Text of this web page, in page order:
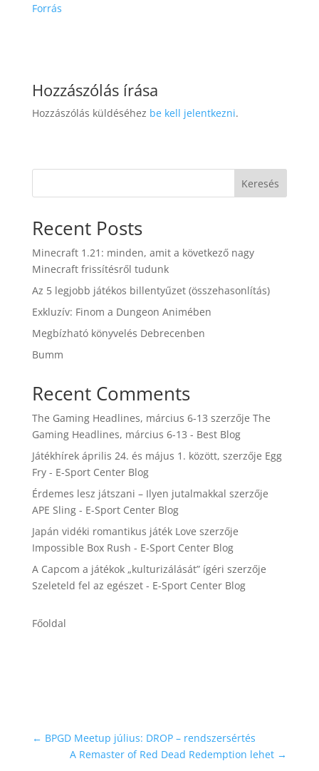
Forrás
Hozzászólás írása
Hozzászólás küldéséhez be kell jelentkezni.
Keresés
Recent Posts
Minecraft 1.21: minden, amit a következő nagy
Minecraft frissítésről tudunk
Az 5 legjobb játékos billentyűzet (összehasonlítás)
Exkluzív: Finom a Dungeon Animében
Megbízható könyvelés Debrecenben
Bumm
Recent Comments
The Gaming Headlines, március 6-13 szerzője The
Gaming Headlines, március 6-13 - Best Blog
Játékhírek április 24. és május 1. között, szerzője Egg
Fry - E-Sport Center Blog
Érdemes lesz játszani – Ilyen jutalmakkal szerzője
APE Sling - E-Sport Center Blog
Japán vidéki romantikus játék Love szerzője
Impossible Box Rush - E-Sport Center Blog
A Capcom a játékok „kulturizálását” ígéri szerzője
Szeleteld fel az egészet - E-Sport Center Blog
Főoldal
← BPGD Meetup július: DROP – rendszersértés
A Remaster of Red Dead Redemption lehet →